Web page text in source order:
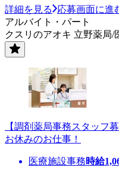
詳細を見る
応募画面に進
アルバイト・パート
クスリのアオキ 立野薬局/
【調剤薬局事務スタッフ
お休みのお仕事！
医療施設事務時給